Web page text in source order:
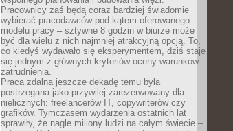
Pracownicy zaś będą coraz bardziej świadomie
wybierać pracodawców pod kątem oferowanego
modelu pracy – sztywne 8 godzin w biurze może
być dla wielu z nich najmniej atrakcyjną opcją. To,
co kiedyś wydawało się eksperymentem, dziś staje
się jednym z głównych kryteriów oceny warunków
zatrudnienia.
Praca zdalna jeszcze dekadę temu była
postrzegana jako przywilej zarezerwowany dla
nielicznych: freelancerów IT, copywriterów czy
grafików. Tymczasem wydarzenia ostatnich lat
sprawiły, że nagle miliony ludzi na całym świecie –